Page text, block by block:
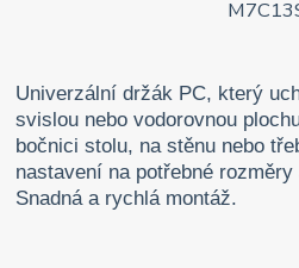
Univerzální držák PC, který
svislou nebo vodorovnou
bočnici stolu, na stěnu nebo
nastavení na potřebné
Snadná a rychlá montáž.